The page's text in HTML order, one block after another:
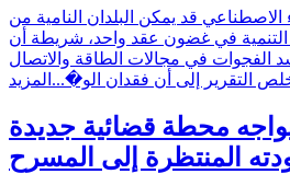
الاصطناعي قد يمكن البلدان النامية من
التنمية في غضون عقد واحد، شريطة أن
الفجوات في مجالات الطاقة والاتصال
التقرير إلى أن فقدان الو�... المزيد
محطة قضائية جديدة
المنتظرة إلى المسرح